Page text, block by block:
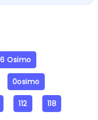
Osimo
0osimo
112 118